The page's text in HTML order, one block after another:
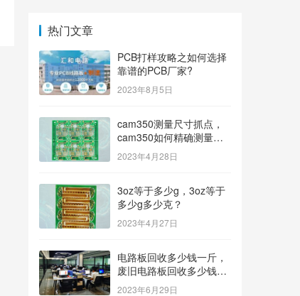
热门文章
PCB打样攻略之如何选择
靠谱的PCB厂家?
2023年8月5日
cam350测量尺寸抓点，
cam350如何精确测量尺
寸？
2023年4月28日
3oz等于多少g，3oz等于
多少g多少克？
2023年4月27日
电路板回收多少钱一斤，
废旧电路板回收多少钱一
斤？
2023年6月29日